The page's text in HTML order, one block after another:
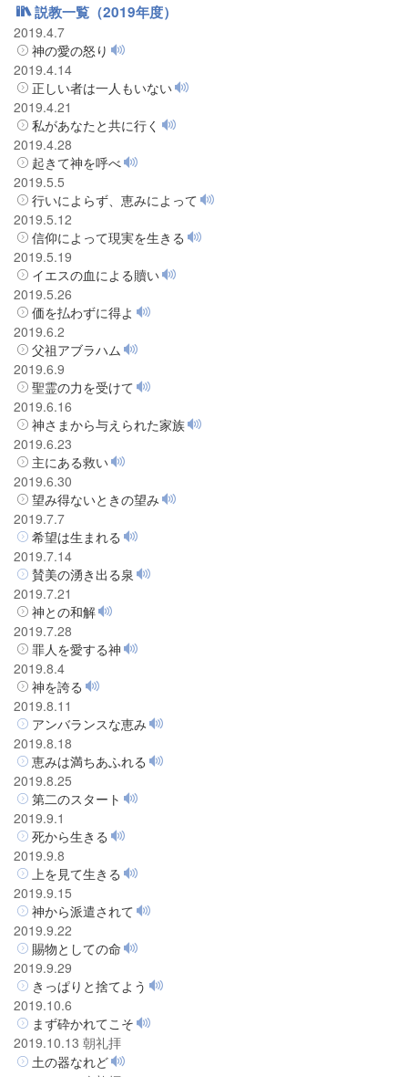
説教一覧（2019年度）
2019.4.7
神の愛の怒り
2019.4.14
正しい者は一人もいない
2019.4.21
私があなたと共に行く
2019.4.28
起きて神を呼べ
2019.5.5
行いによらず、恵みによって
2019.5.12
信仰によって現実を生きる
2019.5.19
イエスの血による贖い
2019.5.26
価を払わずに得よ
2019.6.2
父祖アブラハム
2019.6.9
聖霊の力を受けて
2019.6.16
神さまから与えられた家族
2019.6.23
主にある救い
2019.6.30
望み得ないときの望み
2019.7.7
希望は生まれる
2019.7.14
賛美の湧き出る泉
2019.7.21
神との和解
2019.7.28
罪人を愛する神
2019.8.4
神を誇る
2019.8.11
アンバランスな恵み
2019.8.18
恵みは満ちあふれる
2019.8.25
第二のスタート
2019.9.1
死から生きる
2019.9.8
上を見て生きる
2019.9.15
神から派遣されて
2019.9.22
賜物としての命
2019.9.29
きっぱりと捨てよう
2019.10.6
まず砕かれてこそ
2019.10.13 朝礼拝
土の器なれど